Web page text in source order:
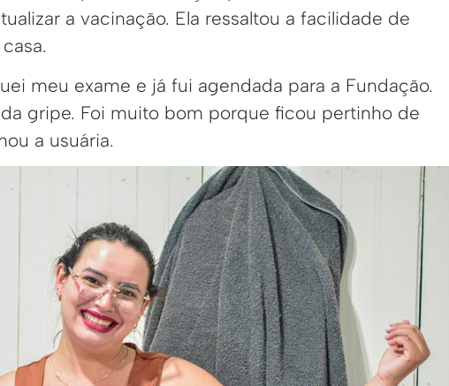
a vacinação. Ela ressaltou a facilidade de
meu exame e já fui agendada para a Fundação.
gripe. Foi muito bom porque ficou pertinho de
a usuária.